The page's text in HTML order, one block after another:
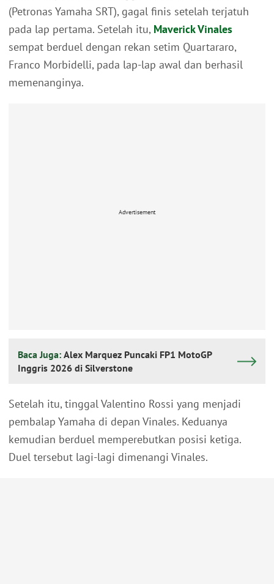
(Petronas Yamaha SRT), gagal finis setelah terjatuh
pada lap pertama. Setelah itu, Maverick Vinales
sempat berduel dengan rekan setim Quartararo,
Franco Morbidelli, pada lap-lap awal dan berhasil
memenanginya.
Advertisement
Baca Juga: Alex Marquez Puncaki FP1 MotoGP
Inggris 2026 di Silverstone
Setelah itu, tinggal Valentino Rossi yang menjadi
pembalap Yamaha di depan Vinales. Keduanya
kemudian berduel memperebutkan posisi ketiga.
Duel tersebut lagi-lagi dimenangi Vinales.